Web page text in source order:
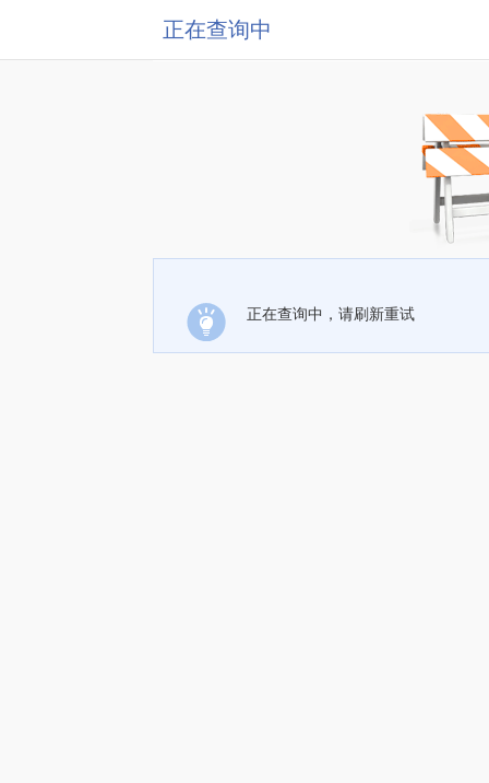
正在查询中
正在查询中，请刷新重试